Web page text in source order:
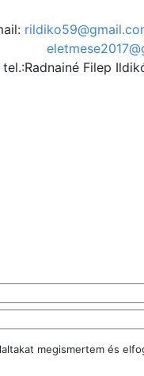
Ildikó: +36-
megismertem és